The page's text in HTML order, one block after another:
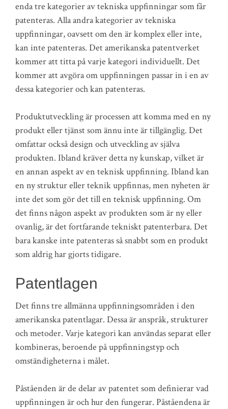
enda tre kategorier av tekniska uppfinningar som får
patenteras. Alla andra kategorier av tekniska
uppfinningar, oavsett om den är komplex eller inte,
kan inte patenteras. Det amerikanska patentverket
kommer att titta på varje kategori individuellt. Det
kommer att avgöra om uppfinningen passar in i en av
dessa kategorier och kan patenteras.
Produktutveckling är processen att komma med en ny
produkt eller tjänst som ännu inte är tillgänglig. Det
omfattar också design och utveckling av själva
produkten. Ibland kräver detta ny kunskap, vilket är
en annan aspekt av en teknisk uppfinning. Ibland kan
en ny struktur eller teknik uppfinnas, men nyheten är
inte det som gör det till en teknisk uppfinning. Om
det finns någon aspekt av produkten som är ny eller
ovanlig, är det fortfarande tekniskt patenterbara. Det
bara kanske inte patenteras så snabbt som en produkt
som aldrig har gjorts tidigare.
Patentlagen
Det finns tre allmänna uppfinningsområden i den
amerikanska patentlagar. Dessa är anspråk, strukturer
och metoder. Varje kategori kan användas separat eller
kombineras, beroende på uppfinningstyp och
omständigheterna i målet.
Påståenden är de delar av patentet som definierar vad
uppfinningen är och hur den fungerar. Påståendena är